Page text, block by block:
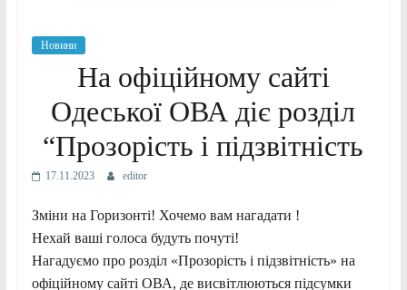
Новини
На офіційному сайті
Одеської ОВА діє розділ
“Прозорість і підзвітність
17.11.2023 editor
Зміни на Горизонті! Хочемо вам нагадати !
Нехай ваші голоса будуть почуті!
Нагадуємо про розділ «Прозорість і підзвітність» на
офіційному сайті ОВА, де висвітлюються підсумки